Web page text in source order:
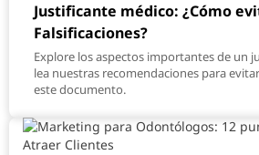
Justificante médico: ¿Cómo
Falsificaciones?
Explore los aspectos importantes de un
lea nuestras recomendaciones para
este documento.